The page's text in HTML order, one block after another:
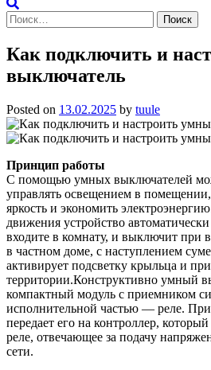
Найти:
Как подключить и
выключатель
Posted on 13.02.2025 by tuule
Принцип работы
С помощью умных выключателей
управлять освещением в помещении,
яркость и экономить
движения устройство
входите в комнату, и выключит при
в частном доме, с наступлением
активирует подсветку крыльца и
территории.Конструктивно умный
компактный модуль с приемником
исполнительной частью — реле.
передает его на контроллер,
реле, отвечающее за подачу
сети.